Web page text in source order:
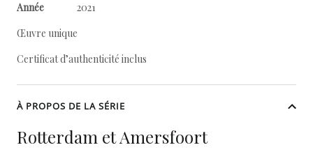
Année
2021
Œuvre unique
Certificat d’authenticité inclus
À PROPOS DE LA SÉRIE
Rotterdam et Amersfoort